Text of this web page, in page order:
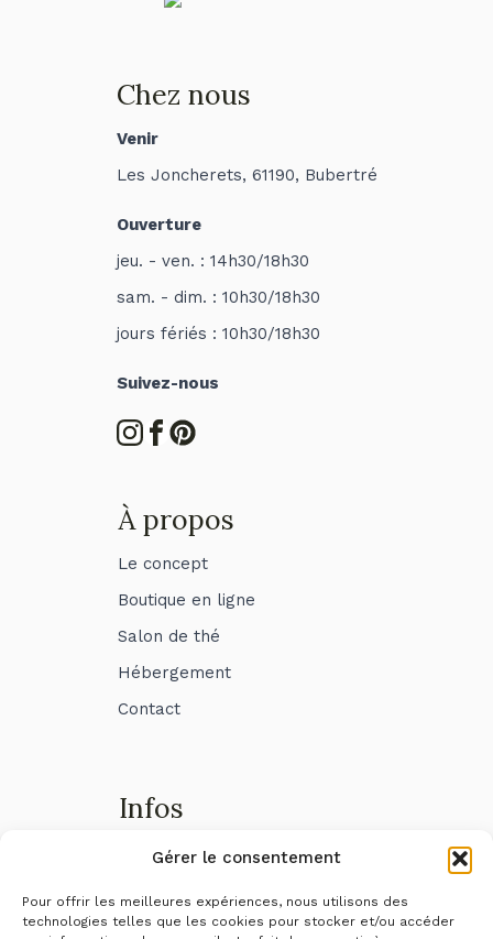
Gérer le consentement
Pour offrir les meilleures expériences, nous utilisons des
technologies telles que les cookies pour stocker et/ou accéder
Chez nous
Venir
Les Joncherets, 61190, Bubertré
Ouverture
jeu. - ven. : 14h30/18h30
sam. - dim. : 10h30/18h30
jours fériés : 10h30/18h30
Suivez-nous
À propos
Le concept
Boutique en ligne
Salon de thé
Hébergement
Contact
Infos
Livraison & transport
Mes commandes